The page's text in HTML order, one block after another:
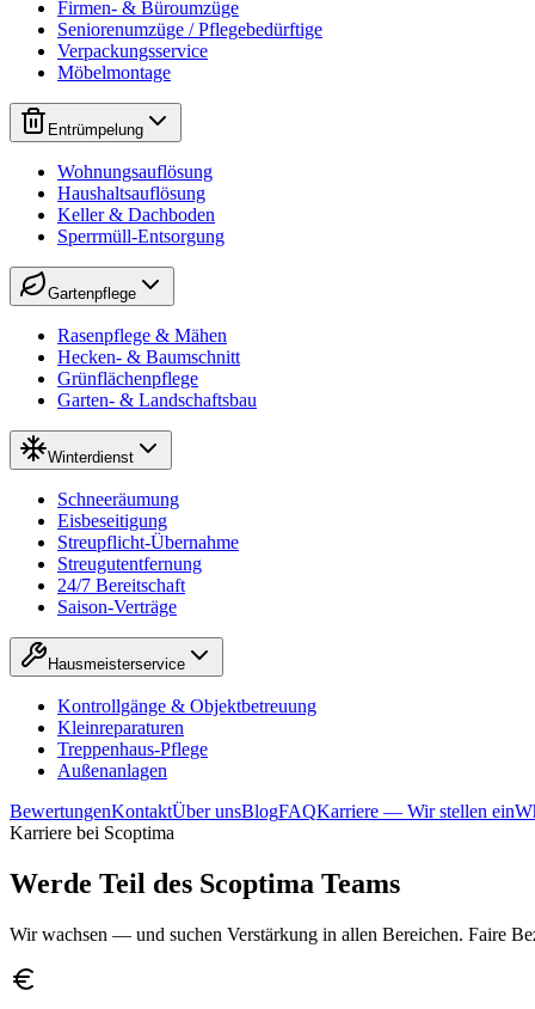
Firmen- & Büroumzüge
Seniorenumzüge / Pflegebedürftige
Verpackungsservice
Möbelmontage
Entrümpelung
Wohnungsauflösung
Haushaltsauflösung
Keller & Dachboden
Sperrmüll-Entsorgung
Gartenpflege
Rasenpflege & Mähen
Hecken- & Baumschnitt
Grünflächenpflege
Garten- & Landschaftsbau
Winterdienst
Schneeräumung
Eisbeseitigung
Streupflicht-Übernahme
Streugutentfernung
24/7 Bereitschaft
Saison-Verträge
Hausmeisterservice
Kontrollgänge & Objektbetreuung
Kleinreparaturen
Treppenhaus-Pflege
Außenanlagen
BewertungenKontaktÜber unsBlogFAQKarriere — Wir stellen ein
Karriere bei Scoptima
Werde Teil des Scoptima Teams
Wir wachsen — und suchen Verstärkung in allen Bereichen. Faire